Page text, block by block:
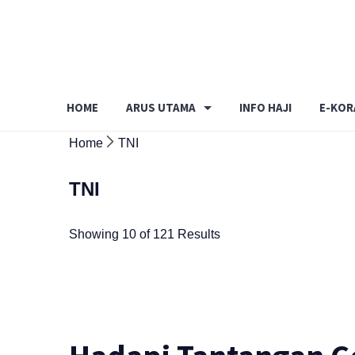
HOME ARUS UTAMA INFO HAJI E-
Home TNI
TNI
Showing 10 of 121 Results